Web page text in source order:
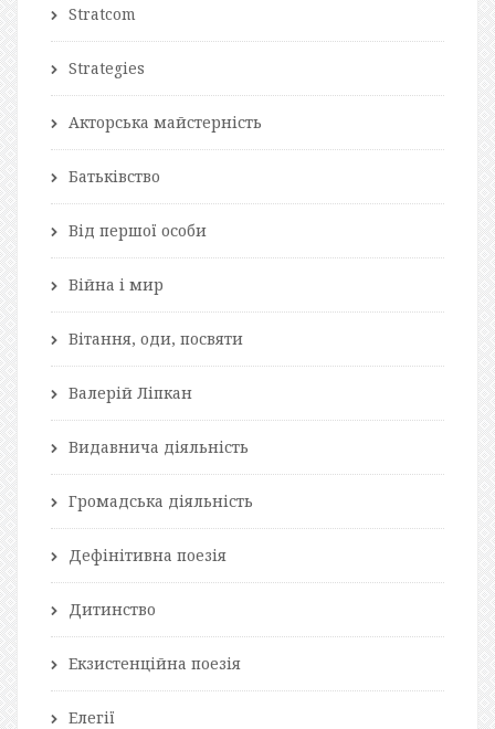
Stratcom
Strategies
Акторська майстерність
Батьківство
Від першої особи
Війна і мир
Вітання, оди, посвяти
Валерій Ліпкан
Видавнича діяльність
Громадська діяльність
Дефінітивна поезія
Дитинство
Екзистенційна поезія
Елегії